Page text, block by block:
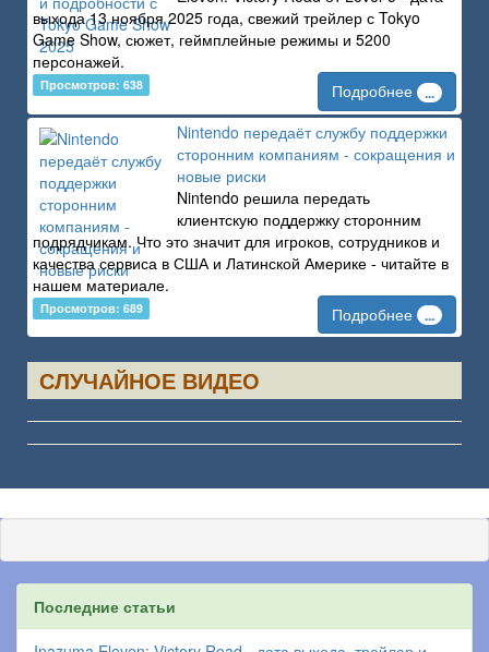
выхода 13 ноября 2025 года, свежий трейлер с Tokyo
Game Show, сюжет, геймплейные режимы и 5200
персонажей.
Просмотров: 638 Подробнее ...
Nintendo передаёт службу поддержки
сторонним компаниям - сокращения и
новые риски
Nintendo решила передать
клиентскую поддержку сторонним
подрядчикам. Что это значит для игроков, сотрудников и
качества сервиса в США и Латинской Америке - читайте в
нашем материале.
Просмотров: 689 Подробнее ...
СЛУЧАЙНОЕ ВИДЕО
Последние статьи